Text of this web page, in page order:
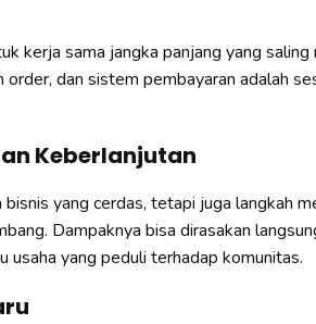
kerja sama jangka panjang yang
dan sistem pembayaran adalah
Keberlanjutan
yang cerdas, tetapi juga langkah
Dampaknya bisa dirasakan
usaha yang peduli terhadap komunitas.